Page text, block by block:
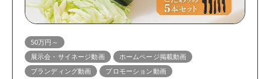
50万円～
展示会・サイネージ動画
ホームページ掲載動画
ブランディング動画
プロモーション動画